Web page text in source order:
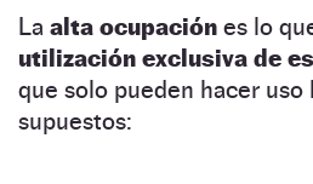
La alta ocupación es lo
utilización exclusiva de
que solo pueden hacer
supuestos: